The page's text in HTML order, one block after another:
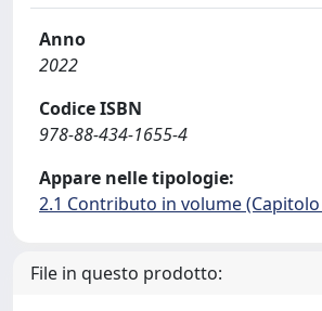
Anno
2022
Codice ISBN
978-88-434-1655-4
Appare nelle tipologie:
2.1 Contributo in volume
File in questo prodotto: